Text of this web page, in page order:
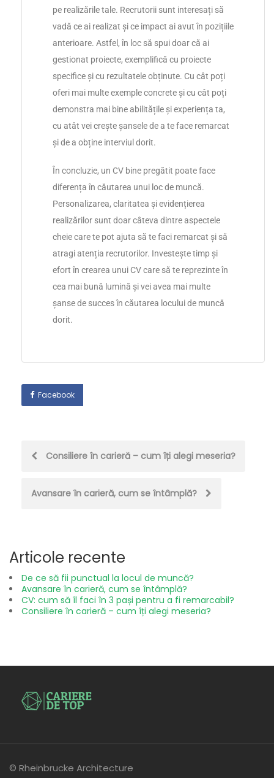
pe realizările tale. Recrutorii sunt interesați să
vadă ce ai realizat și ce impact ai avut în pozițiile
anterioare. Astfel, în loc să spui doar că ai
gestionat proiecte, exemplifică cu proiecte
specifice și cu rezultatele obținute. Cu cât poți
oferi mai multe exemple concrete și cu cât poți
demonstra mai bine abilitățile și experiența ta,
cu atât vei crește șansele de a te face remarcat
și de a obține interviul dorit.
În concluzie, un CV bine pregătit poate face
diferența în căutarea unui loc de muncă.
Personalizarea, claritatea și evidențierea
realizărilor sunt doar câteva dintre aspectele
cheie care te pot ajuta să te faci remarcat și să
atragi atenția recrutorilor. Investește timp și
efort în crearea unui CV care să te reprezinte în
cea mai bună lumină și vei avea mai multe
șanse de succes în căutarea locului de muncă
dorit.
Facebook
Consiliere în carieră – cum îți alegi meseria?
Avansare în carieră, cum se întâmplă?
Articole recente
De ce să fii punctual la locul de muncă?
Avansare în carieră, cum se întâmplă?
CV: cum să îl faci în 3 pași pentru a fi remarcabil?
Consiliere în carieră – cum îți alegi meseria?
© Rheinbrucke Architecture